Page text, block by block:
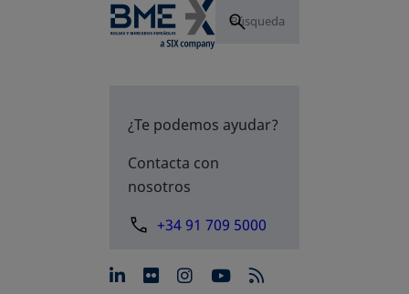
¿Te podemos ayudar?
Contacta con
nosotros
+34 91 709 5000
se abre en una pestaña
se abre en una pestaña
se abre en una
se abre en una